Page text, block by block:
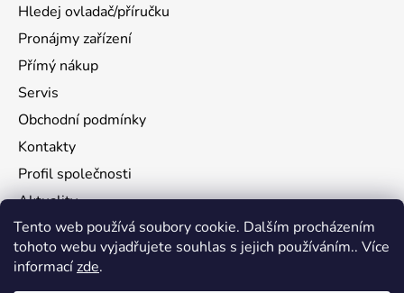
Tento web používá soubory cookie. Dalším procházením
tohoto webu vyjadřujete souhlas s jejich používáním.. Více
informacízde.
Hledej ovladač/příručku
Pronájmy zařízení
Přímý nákup
Servis
Obchodní podmínky
Kontakty
Profil společnosti
Aktuality
Ochrana osobních údajů
Ke stažení